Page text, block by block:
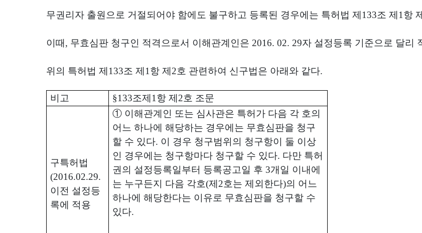
무권리자 출원으로 거절되어야 함에도 불구하고 등록된 경우에는 특허법 제 133조 제 1 항 제
이때 , 무효심판 청구인 적격으로서 이해관계인은 2016. 02. 29자 설정등록 기준으로 달리
위의 특허법 제 133조 제 1 항 제 2호 관련하여 신구법은 아래와 같다.
비고 §133조제 1 항 제 2호 조문
구특허법
(2016.02.29.
이전 설정등
록에 적용
① 이해관계인 또는 심사관은 특허가 다음 각 호의
어느 하나에 해당하는 경우에는 무효심판을 청구
할 수 있다. 이 경우 청구범위의 청구항이 둘 이상
인 경우에는 청구항마다 청구할 수 있다. 다만 특허
권의 설정등록일부터 등록공고일 후 3개일 이내에
는 누구든지 다음 각호(제 2호는 제외한다)의 어느
하나에 해당한다는 이유로 무효심판을 청구할 수
있다.